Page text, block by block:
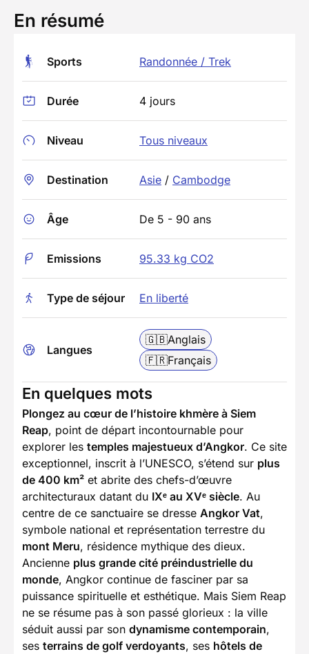
En résumé
Sports Randonnée / Trek
Durée 4 jours
Niveau Tous niveaux
Destination Asie / Cambodge
Âge De 5 - 90 ans
Emissions 95.33 kg CO2
Type de séjour En liberté
Langues
🇬🇧Anglais
🇫🇷Français
En quelques mots
Plongez au cœur de l’histoire khmère à Siem
Reap, point de départ incontournable pour
explorer les temples majestueux d’Angkor. Ce site
exceptionnel, inscrit à l’UNESCO, s’étend sur plus
de 400 km² et abrite des chefs-d’œuvre
architecturaux datant du IXᵉ au XVᵉ siècle. Au
centre de ce sanctuaire se dresse Angkor Vat,
symbole national et représentation terrestre du
mont Meru, résidence mythique des dieux.
Ancienne plus grande cité préindustrielle du
monde, Angkor continue de fasciner par sa
puissance spirituelle et esthétique. Mais Siem Reap
ne se résume pas à son passé glorieux : la ville
séduit aussi par son dynamisme contemporain,
ses terrains de golf verdoyants, ses hôtels de